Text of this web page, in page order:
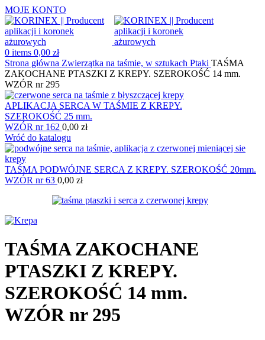
MOJE KONTO
0 items 0,00 zł
Strona główna Zwierzątka na taśmie, w sztukach Ptaki TAŚMA
ZAKOCHANE PTASZKI Z KREPY. SZEROKOŚĆ 14 mm.
WZÓR nr 295
APLIKACJA SERCA W TAŚMIE Z KREPY.
SZEROKOŚĆ 25 mm.
WZÓR nr 162 0,00 zł
Wróć do katalogu
TAŚMA PODWÓJNE SERCA Z KREPY. SZEROKOŚĆ 20mm.
WZÓR nr 63 0,00 zł
TAŚMA ZAKOCHANE
PTASZKI Z KREPY.
SZEROKOŚĆ 14 mm.
WZÓR nr 295